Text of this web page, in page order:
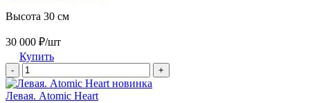
Высота 30 см
30 000 ₽/шт
Купить
- +
новинка
Левая. Atomic Heart